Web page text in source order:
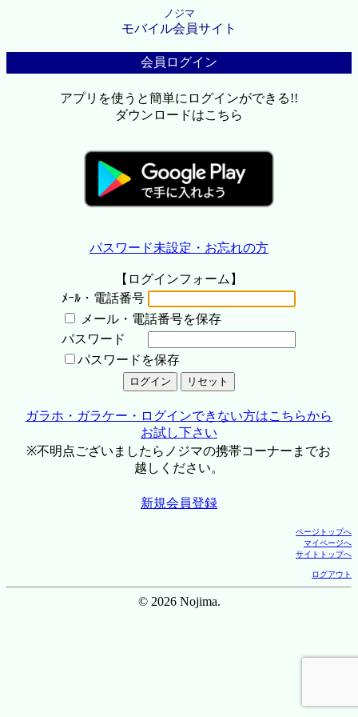
ノジマ
モバイル会員サイト
会員ログイン
アプリを使うと簡単にログインができる!!
ダウンロードはこちら
パスワード未設定・お忘れの方
【ログインフォーム】
ﾒｰﾙ・電話番号
メール・電話番号を保存
パスワード
パスワードを保存
ガラホ・ガラケー・ログインできない方はこちらから
お試し下さい
※不明点ございましたらノジマの携帯コーナーまでお
越しください。
新規会員登録
ページトップへ
マイページへ
サイトトップへ
ログアウト
© 2026 Nojima.